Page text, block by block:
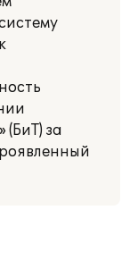
(БиТ) за